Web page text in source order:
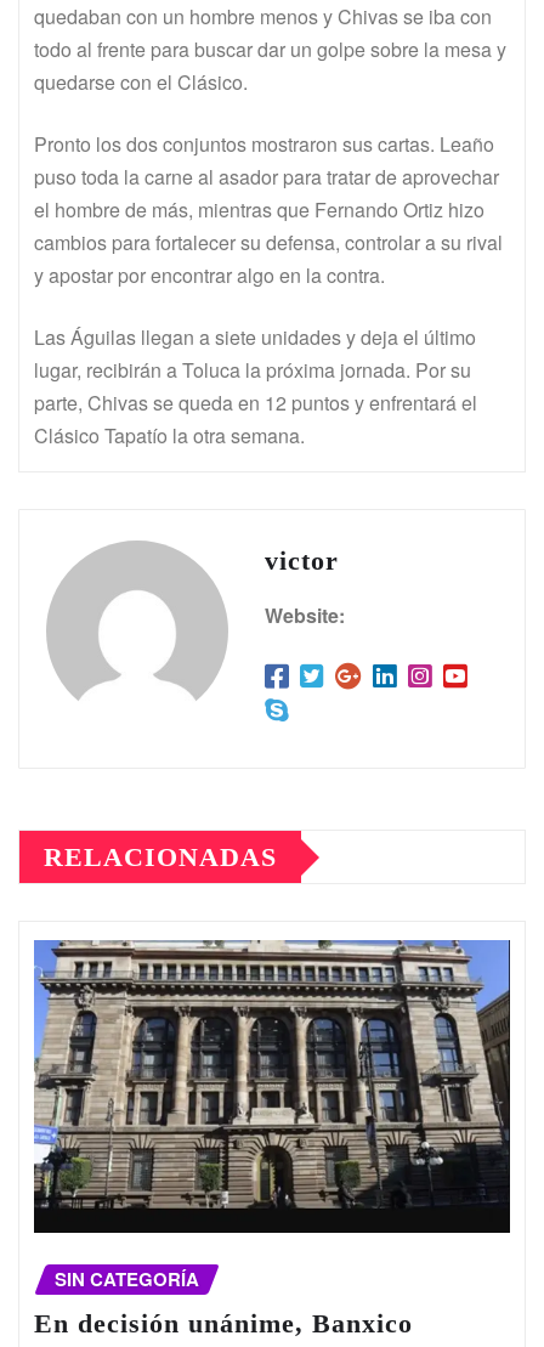
quedaban con un hombre menos y Chivas se iba con
todo al frente para buscar dar un golpe sobre la mesa y
quedarse con el Clásico.
Pronto los dos conjuntos mostraron sus cartas. Leaño
puso toda la carne al asador para tratar de aprovechar
el hombre de más, mientras que Fernando Ortiz hizo
cambios para fortalecer su defensa, controlar a su rival
y apostar por encontrar algo en la contra.
Las Águilas llegan a siete unidades y deja el último
lugar, recibirán a Toluca la próxima jornada. Por su
parte, Chivas se queda en 12 puntos y enfrentará el
Clásico Tapatío la otra semana.
victor
Website:
RELACIONADAS
SIN CATEGORÍA
En decisión unánime, Banxico